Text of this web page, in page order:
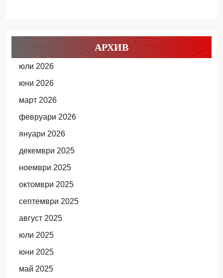
АРХИВ
юли 2026
юни 2026
март 2026
февруари 2026
януари 2026
декември 2025
ноември 2025
октомври 2025
септември 2025
август 2025
юли 2025
юни 2025
май 2025